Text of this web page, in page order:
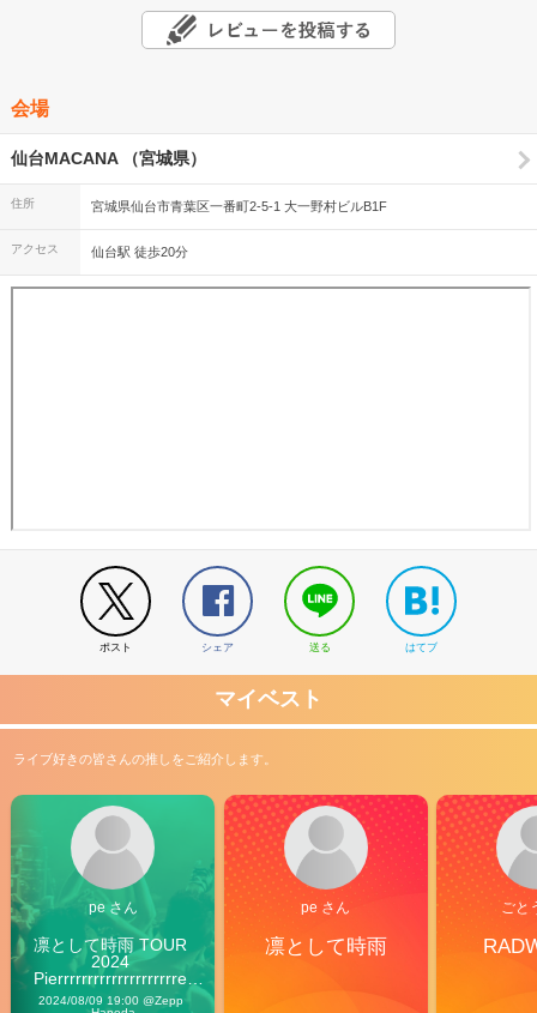
会場
仙台MACANA （宮城県）
住所 宮城県仙台市青葉区一番町2-5-1 大一野村ビルB1F
アクセス 仙台駅 徒歩20分
ポスト シェア 送る はてブ
マイベスト
ライブ好きの皆さんの推しをご紹介します。
pe さん
凛として時雨 TOUR
2024
Pierrrrrrrrrrrrrrrrrrrre
Vibes
2024/08/09 19:00 @Zepp
pe さん
凛として時雨
ごと